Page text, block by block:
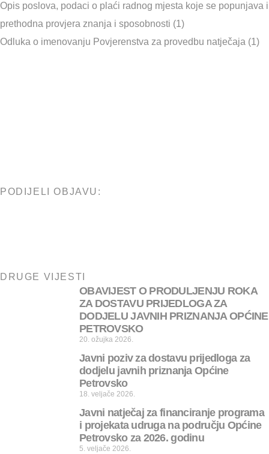
Opis poslova, podaci o plaći radnog mjesta koje se popunjava i
prethodna provjera znanja i sposobnosti (1)
Odluka o imenovanju Povjerenstva za provedbu natječaja (1)
PODIJELI OBJAVU:
DRUGE VIJESTI
OBAVIJEST O PRODULJENJU ROKA
ZA DOSTAVU PRIJEDLOGA ZA
DODJELU JAVNIH PRIZNANJA OPĆINE
PETROVSKO
20. ožujka 2026.
Javni poziv za dostavu prijedloga za
dodjelu javnih priznanja Općine
Petrovsko
18. veljače 2026.
Javni natječaj za financiranje programa
i projekata udruga na području Općine
Petrovsko za 2026. godinu
5. veljače 2026.